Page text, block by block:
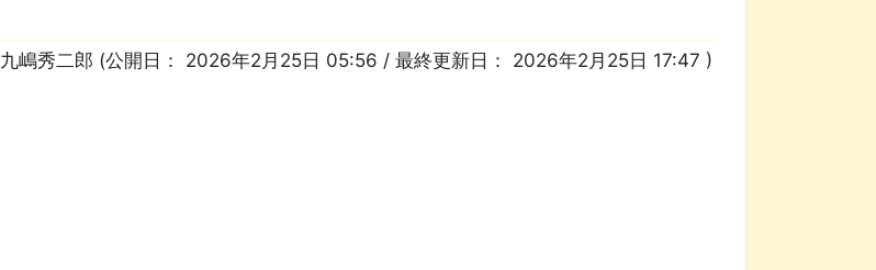
九嶋秀二郎 (公開日： 2026年2月25日 05:56 / 最終更新日： 2026年2月25日 17:47 )